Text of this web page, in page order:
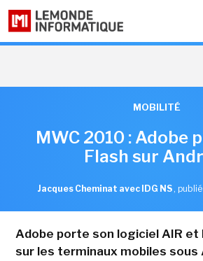
MOBILITÉ
MWC 2010 : Adobe
Flash sur
Jacques Cheminat avec IDG NS ,
Adobe porte son logiciel AIR et
sur les terminaux mobiles sous